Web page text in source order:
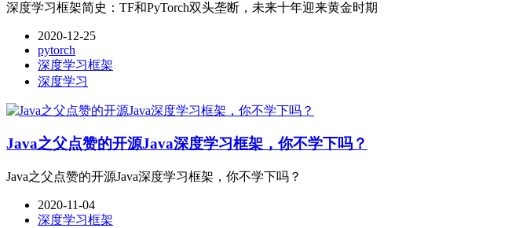
深度学习框架简史：TF和PyTorch双头垄断，未来十年迎来黄金时期
2020-12-25
pytorch
深度学习框架
深度学习
Java之父点赞的开源Java深度学习框架，你不学下吗？
Java之父点赞的开源Java深度学习框架，你不学下吗？
2020-11-04
深度学习框架